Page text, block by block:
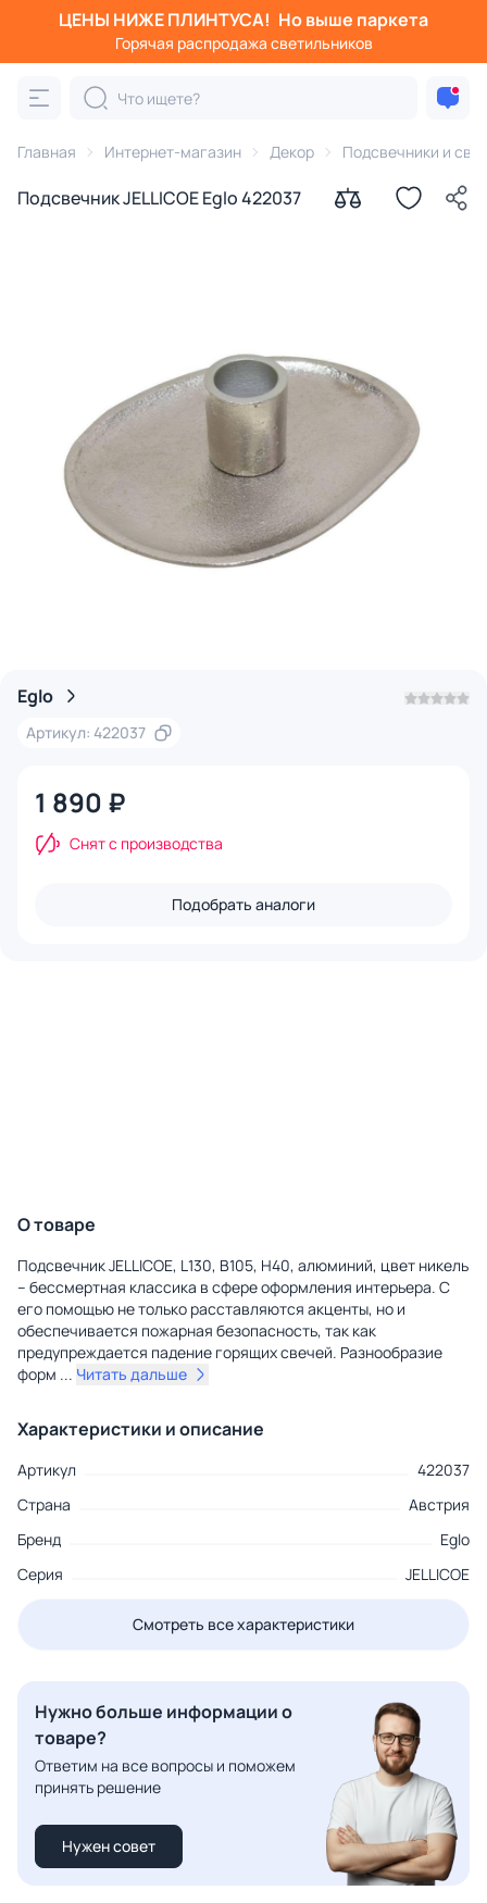
ЦЕНЫ НИЖЕ ПЛИНТУСА! Но выше паркета
Горячая распродажа светильников
Главная Интернет-магазин Декор Подсвечники и
Подсвечник JELLICOE Eglo 422037
Eglo
Артикул: 422037
1 890 ₽
Снят с производства
Подобрать аналоги
О товаре
Подсвечник JELLICOE, L130, B105, H40, алюминий, цвет никель
– бессмертная классика в сфере оформления интерьера. С
его помощью не только расставляются акценты, но и
обеспечивается пожарная безопасность, так как
предупреждается падение горящих свечей. Разнообразие
форм ... Читать дальше
Характеристики и описание
Артикул
422037
Страна
Австрия
Бренд
Eglo
Серия
JELLICOE
Смотреть все характеристики
Нужно больше информации о
товаре?
Ответим на все вопросы и поможем
принять решение
Нужен совет